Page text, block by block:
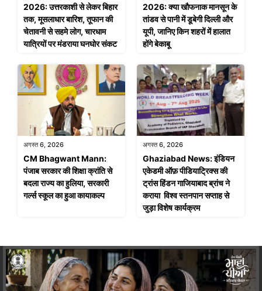
2026: उत्तरकाशी से लेकर बिहार
तक, मूसलाधार बारिश, तूफान की
चेतावनी से सहमे लोग, चारधाम
यात्रियों पर मंडराया घनघोर संकट
2026: क्या खौफनाक मानसून के
तांडव से पानी में डूबेगी दिल्ली और
यूपी, जानिए किन शहरों में हालात
होंगे बेकाबू
अगस्त 6, 2026
CM Bhagwant Mann:
पंजाब सरकार की शिक्षा क्रांति से
बदला राज्य का हुलिया, सरकारी
गर्ल्स स्कूल का हुआ कायाकल्प
अगस्त 6, 2026
Ghaziabad News: इंडियन
एकेडमी ऑफ़ पीडियाट्रिक्स की
ट्रांस हिंडन गाजियाबाद ब्रांच ने
कराया विश्व स्तनपान सप्ताह से
जुड़ा विशेष कार्यक्रम